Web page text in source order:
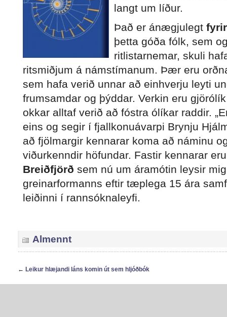
langt um líður.
Það er ánægjulegt
þetta góða fólk, sem
ritlistarnemar, skuli
ritsmiðjum á námstímanum. Þær eru
sem hafa verið unnar að einhverju leyti
frumsamdar og þýddar. Verkin eru
okkar alltaf verið að fóstra ólíkar raddir.
eins og segir í fjallkonuávarpi Brynju
að fjölmargir kennarar koma að náminu
viðurkenndir höfundar. Fastir kennarar
Breiðfjörð sem nú um áramótin leysir
greinarformanns eftir tæplega 15 ára
leiðinni í rannsóknaleyfi.
Almennt
← Leikur hlæjandi láns komin út sem hljóðbók